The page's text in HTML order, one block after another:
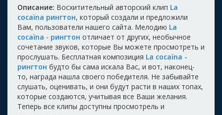
Описание: Восхитительный авторский клип La
cocaïna рингтон, который создали и предложили
Вам, пользователи нашего сайта. Мелодию La
cocaïna - рингтон отличает от других, необычное
сочетание звуков, которые Вы можете просмотреть и
прослушать. Бесплатная композиция La cocaïna -
рингтон будто бы сама искала Вас, и вот, наконец-
то, награда нашла своего победителя. Не забывайте
слушать, оценивать, и они будут расти в наших топах,
которые создаются, учитывая все Ваши желания.
Теперь все клипы доступны просмотрель и